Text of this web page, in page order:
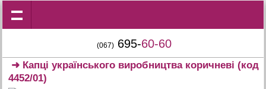
(067) 695-60-60
➜ Капці українського виробництва коричневі (код
4452/01)